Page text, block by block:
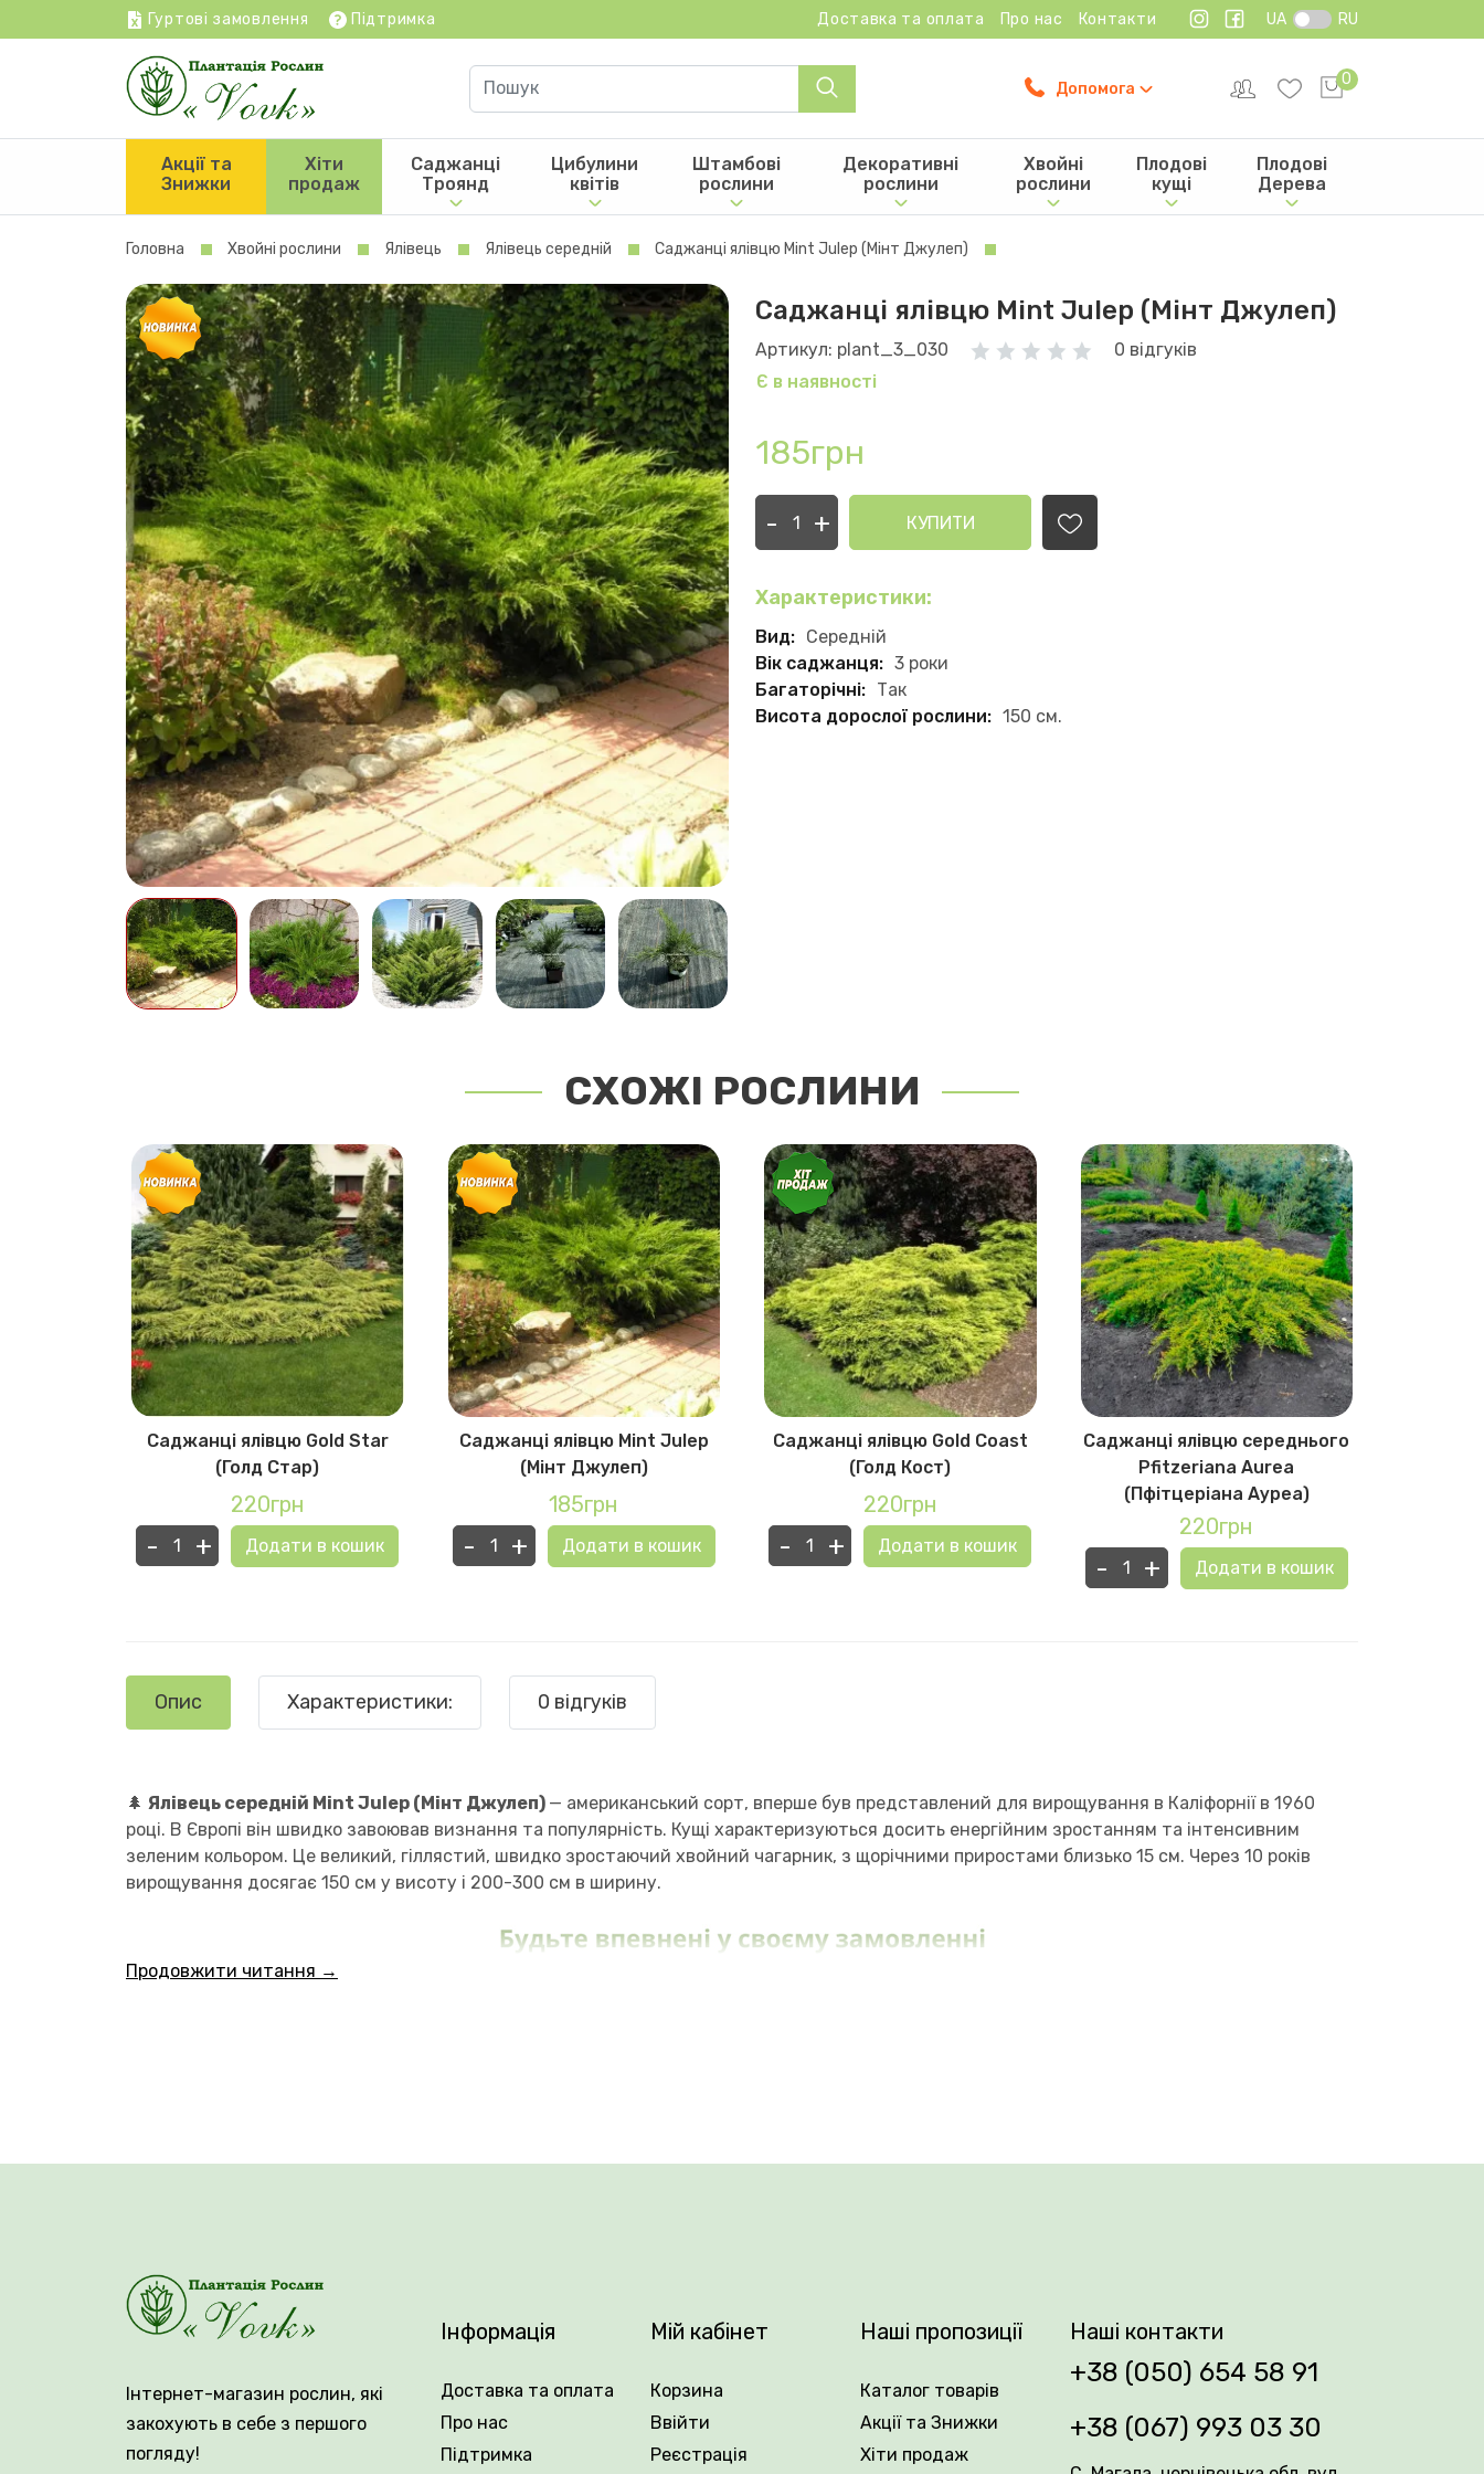
Гуртові замовлення Підтримка Доставка та оплата Про нас Контакти UA RU
Допомога
0
Акції та
Знижки
Хіти
продаж
Саджанці
Троянд
Цибулини
квітів
Штамбові
рослини
Декоративні
рослини
Хвойні
рослини
Плодові
кущі
Плодові
Дерева
Головна Хвойні рослини Ялівець Ялівець середній Саджанці ялівцю Mint Julep (Мінт Джулеп)
Саджанці ялівцю Mint Julep (Мінт Джулеп)
Артикул: plant_3_030
0 відгуків
Є в наявності
185грн
- + КУПИТИ
Характеристики:
Вид: Середній
Вік саджанця: 3 роки
Багаторічні: Так
Висота дорослої рослини: 150 см.
СХОЖІ РОСЛИНИ
Саджанці ялівцю Gold Star
(Голд Стар)
220грн
- + Додати в кошик
Саджанці ялівцю Mint Julep
(Мінт Джулеп)
185грн
- + Додати в кошик
Саджанці ялівцю Gold Coast
(Голд Кост)
220грн
- + Додати в кошик
Саджанці ялівцю середнього
Pfitzeriana Aurea
(Пфітцеріана Ауреа)
220грн
- + Додати в кошик
Опис Характеристики: 0 відгуків
🌲 Ялівець середній Mint Julep (Мінт Джулеп) — американський сорт, вперше був представлений для вирощування в Каліфорнії в 1960
році. В Європі він швидко завоював визнання та популярність. Кущі характеризуються досить енергійним зростанням та інтенсивним
зеленим кольором. Це великий, гіллястий, швидко зростаючий хвойний чагарник, з щорічними приростами близько 15 см. Через 10 років
вирощування досягає 150 см у висоту і 200-300 см в ширину.
Поодинокі екземпляри виглядають красиво, особливо коли їх висаджують на відкритих місцях, але групові посадки ще цікавіші. Підходить
насамперед для великих садів, парків, для покриття та зміцнення схилів.
Упакування: закрита коренева система.
Продовжити читання →
Інтернет-магазин рослин, які
закохують в себе з першого
погляду!
Інформація
Доставка та оплата
Про нас
Підтримка
Мій кабінет
Корзина
Ввійти
Реєстрація
Наші пропозиції
Каталог товарів
Акції та Знижки
Хіти продаж
Наші контакти
+38 (050) 654 58 91
+38 (067) 993 03 30